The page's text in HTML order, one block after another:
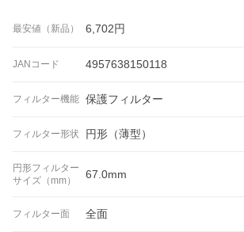
最安値（新品） 6,702円
JANコード 4957638150118
フィルター機能 保護フィルター
フィルター形状 円形（薄型）
円形フィルター
サイズ（mm）
67.0mm
フィルター面 全面